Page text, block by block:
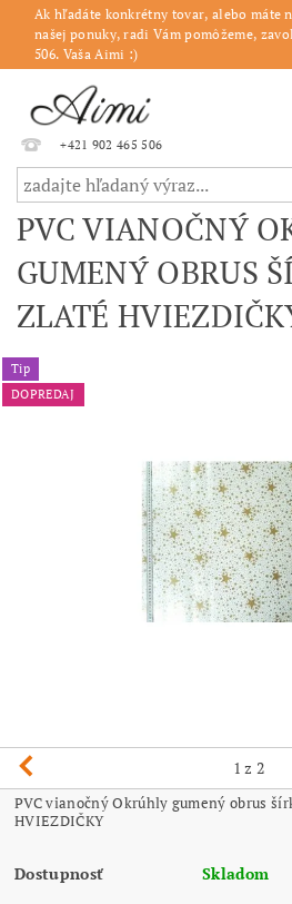
Ak hľadáte konkrétny tovar, alebo máte
našej ponuky, radi Vám pomôžeme,
506. Vaša Aimi :)
+421 902 465 506
PVC VIANOČNÝ
GUMENÝ OBRUS
ZLATÉ
Tip
DOPREDAJ
1 z 2
PVC vianočný Okrúhly gumený obrus
HVIEZDIČKY
Dostupnosť Skladom